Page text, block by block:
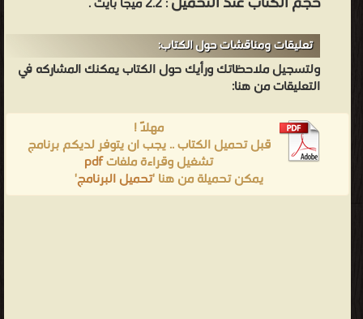
تعليقات ومناقشات حول الكتاب:
ولتسجيل ملاحظاتك ورأيك حول الكتاب يمكنك المشاركه في
التعليقات من هنا:
مهلاً !
قبل تحميل الكتاب .. يجب ان يتوفر لديكم برنامج
تشغيل وقراءة ملفاتpdf
يمكن تحميلة من هنا 'تحميل البرنامج'